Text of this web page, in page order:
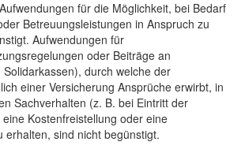
für die Möglichkeit, bei Bedarf
Betreuungsleistungen in Anspruch zu
Aufwendungen für
oder Beiträge an
durch welche der
einer Versicherung Ansprüche erwirbt, in
Sachverhalten (z. B. bei Eintritt der
Kostenfreistellung oder eine
erhalten, sind nicht begünstigt.